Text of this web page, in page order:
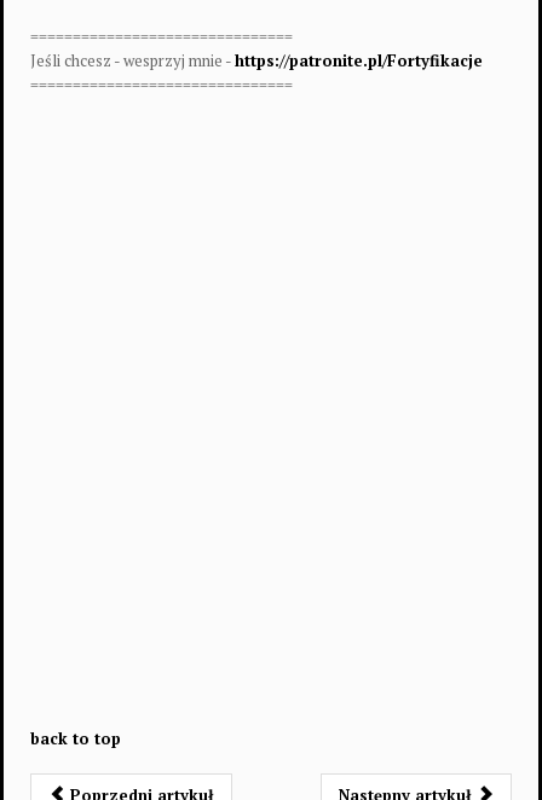
===============================
Jeśli chcesz - wesprzyj mnie -https://patronite.pl/Fortyfikacje
===============================
back to top
Poprzedni artykuł Następny artykuł